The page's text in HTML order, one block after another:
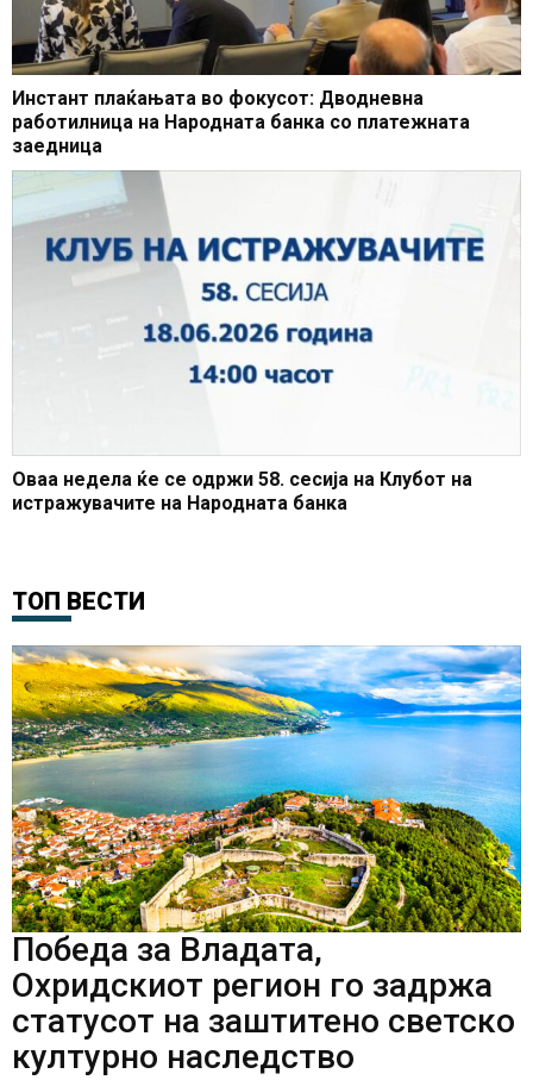
Инстант плаќањата во фокусот: Дводневна
работилница на Народната банка со платежната
заедница
Оваа недела ќе се одржи 58. сесија на Клубот на
истражувачите на Народната банка
ТОП ВЕСТИ
Победа за Владата,
Охридскиот регион го задржа
статусот на заштитено светско
културно наследство